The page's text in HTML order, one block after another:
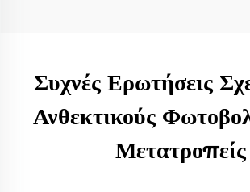
Συχνές Ερωτήσεις
Ανθεκτικούς
Μετατροπείς